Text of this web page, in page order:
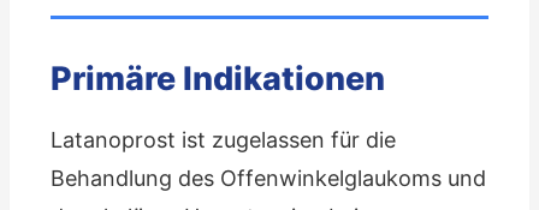
Primäre Indikationen
Latanoprost ist zugelassen für die
Behandlung des Offenwinkelglaukoms und